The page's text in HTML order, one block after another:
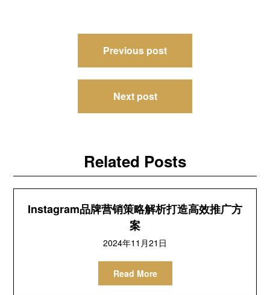
Previous post
Next post
Related Posts
Instagram品牌营销策略解析打造高效推广方
案
2024年11月21日
Read More